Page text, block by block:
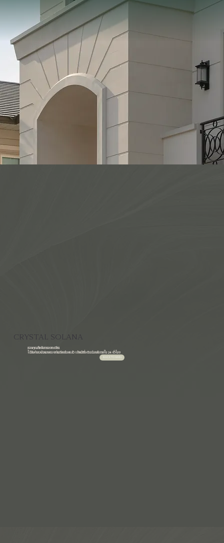
CRYSTAL SOLANA
ขอบคุณสำหรับการลงทะเบียน
ได้รับคำขอนัดหมายของท่านเรียบร้อยแล้ว เจ้าหน้าที่จะติดต่อกลับภายใน 24 ชั่วโมง
BACK TO MAIN